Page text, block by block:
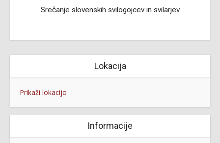
Srečanje slovenskih svilogojcev in svilarjev
Lokacija
Prikaži lokacijo
Informacije